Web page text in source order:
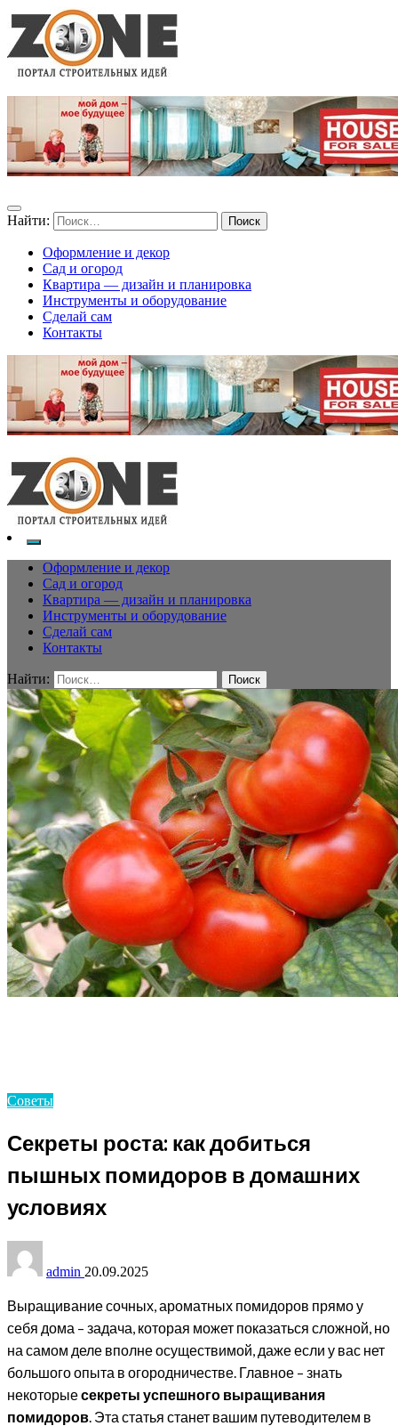
Найти:
Оформление и декор
Сад и огород
Квартира — дизайн и планировка
Инструменты и оборудование
Сделай сам
Контакты
Оформление и декор
Сад и огород
Квартира — дизайн и планировка
Инструменты и оборудование
Сделай сам
Контакты
Найти:
Советы
Секреты роста: как добиться
пышных помидоров в домашних
условиях
admin 20.09.2025
Выращивание сочных, ароматных помидоров прямо у
себя дома – задача, которая может показаться сложной, но
на самом деле вполне осуществимой, даже если у вас нет
большого опыта в огородничестве. Главное – знать
некоторыесекреты успешного выращивания
помидоров. Эта статья станет вашим путеводителем в